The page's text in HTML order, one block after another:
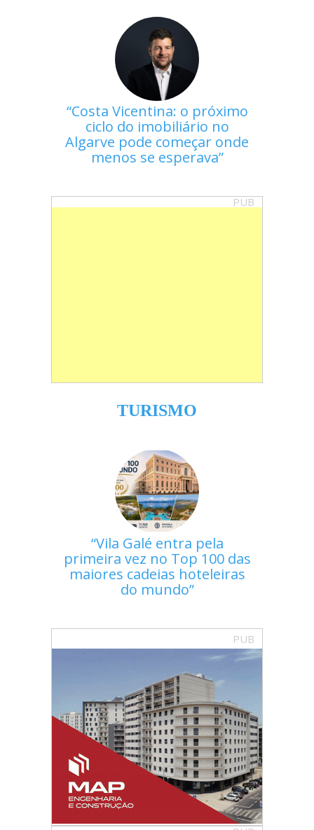
Costa Vicentina: o próximo
ciclo do imobiliário no
Algarve pode começar onde
menos se esperava
PUB
TURISMO
Vila Galé entra pela
primeira vez no Top 100 das
maiores cadeias hoteleiras
do mundo
PUB